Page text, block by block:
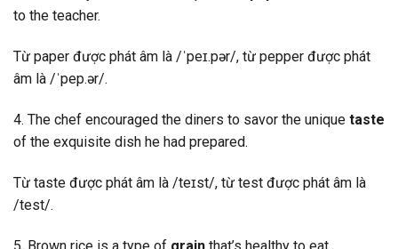
to the teacher.
Từ paper được phát âm là /ˈpeɪ.pər/, từ pepper được phát
âm là /ˈpep.ər/.
4. The chef encouraged the diners to savor the unique taste
of the exquisite dish he had prepared.
Từ taste được phát âm là /teɪst/, từ test được phát âm là
/test/.
5. Brown rice is a type of grain that’s healthy to eat.